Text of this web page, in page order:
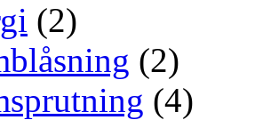
(2)
(2)
(4)